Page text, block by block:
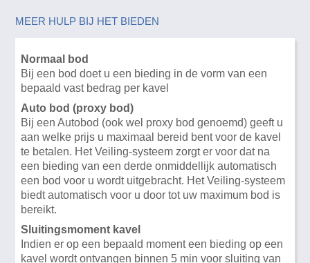
MEER HULP BIJ HET BIEDEN
Normaal bod
Bij een bod doet u een bieding in de vorm van een
bepaald vast bedrag per kavel
Auto bod (proxy bod)
Bij een Autobod (ook wel proxy bod genoemd) geeft u
aan welke prijs u maximaal bereid bent voor de kavel
te betalen. Het Veiling-systeem zorgt er voor dat na
een bieding van een derde onmiddellijk automatisch
een bod voor u wordt uitgebracht. Het Veiling-systeem
biedt automatisch voor u door tot uw maximum bod is
bereikt.
Sluitingsmoment kavel
Indien er op een bepaald moment een bieding op een
kavel wordt ontvangen binnen 5 min voor sluiting van